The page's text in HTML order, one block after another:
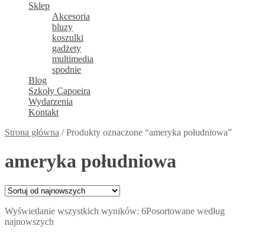
Sklep
Akcesoria
bluzy
koszulki
gadżety
multimedia
spodnie
Blog
Szkoły Capoeira
Wydarzenia
Kontakt
Strona główna /Produkty oznaczone “ameryka południowa”
ameryka południowa
Wyświetlanie wszystkich wyników: 6Posortowane według
najnowszych